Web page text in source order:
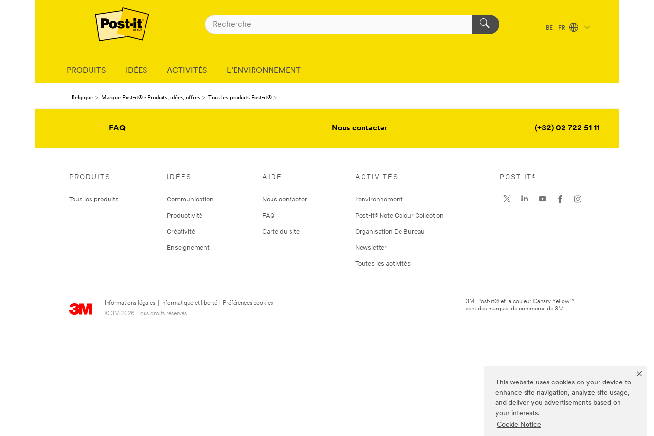
This website uses cookies on your device to
enhance site navigation, analyze site usage,
and deliver you advertisements based on
your interests.
Cookie Notice
BE - FR
PRODUITS IDÉES ACTIVITÉS L’ENVIRONNEMENT
Belgique Marque Post-it® - Produits, idées, offres Tous les produits Post-it®
FAQ Nous contacter (+32) 02 722 51 11
PRODUITS
Tous les produits
IDÉES
Communication
Productivité
Créativité
Enseignement
AIDE
Nous contacter
FAQ
Carte du site
ACTIVITÉS
L’environnement
Post-it® Note Colour Collection
Organisation De Bureau
Newsletter
Toutes les activités
Informations légales Informatique et liberté
Préférences cookies
© 3M 2026. Tous droits réservés.
POST-IT®
3M, Post-it® et la couleur Canary Yellow™
sont des marques de commerce de 3M.